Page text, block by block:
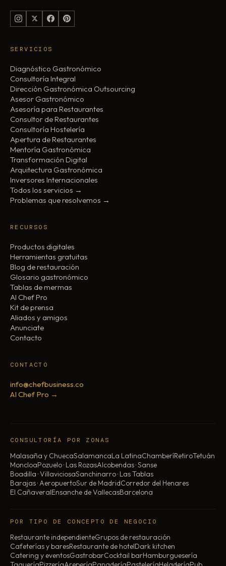
SERVICIOS
Diagnóstico Gastronómico
Consultoría Integral
Dirección Gastronómica Outsourcing
Asesor Gastronómico
Asesoría para Restaurantes
Consultor de Restaurantes
Consultoría Hostelería
Apertura de Restaurantes
Mentoría Gastronómica
Transformación Digital
Arquitectura Gastronómica
Inversores Internacionales
Todos los servicios →
Problemas que resolvemos →
RECURSOS
Productos digitales
Herramientas gratuitas
Blog de restauración
Glosario gastronómico
Tablas de mermas
AI Chef Pro
Kit de prensa
Aliados y amigos
Anunciate
Contacto
CONTACTO
info@chefbusiness.co
AI Chef Pro →
CONSULTORÍA POR ZONAS
Malasaña y ChuecaSalamancaLa LatinaChamberíRetiroTetuán
MoncloaPozuelo · Las RozasAlcobendas · Sanse
Boadilla · VillaviciosaSanchinarro · Las Tablas
Barajas · AeropuertoSur de MadridCorredor del Henares
El CañaveralEnsanche de VallecasBarcelona
POR TIPO DE CONCEPTO DE NEGOCIO
Restaurante independienteGrupos de restauración
Cafeterías y baresRestaurante de hotelDark kitchen
Catering y eventosGastrobarCocktail barHamburguesería